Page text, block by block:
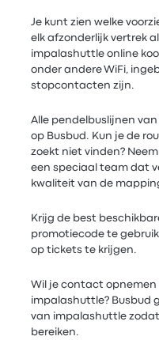
Je kunt zien welke
elk afzonderlijk vertrek
impalashuttle online
onder andere WiFi,
stopcontacten zijn.
Alle pendelbuslijnen
op Busbud. Kun je de
zoekt niet vinden?
een speciaal team dat
kwaliteit van de
Krijg de best
promotiecode te
op tickets te krijgen.
Wil je contact
impalashuttle? Busbud
van impalashuttle
bereiken.